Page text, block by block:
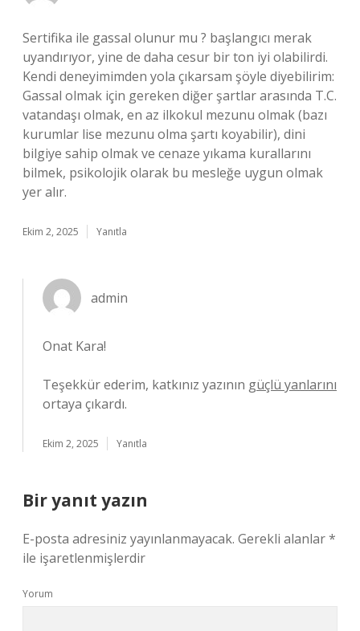
Sertifika ile gassal olunur mu ? başlangıcı merak
uyandırıyor, yine de daha cesur bir ton iyi olabilirdi.
Kendi deneyimimden yola çıkarsam şöyle diyebilirim:
Gassal olmak için gereken diğer şartlar arasında T.C.
vatandaşı olmak, en az ilkokul mezunu olmak (bazı
kurumlar lise mezunu olma şartı koyabilir), dini
bilgiye sahip olmak ve cenaze yıkama kurallarını
bilmek, psikolojik olarak bu mesleğe uygun olmak
yer alır.
Ekim 2, 2025 Yanıtla
admin
Onat Kara!
Teşekkür ederim, katkınız yazının güçlü yanlarını
ortaya çıkardı.
Ekim 2, 2025 Yanıtla
Bir yanıt yazın
E-posta adresiniz yayınlanmayacak. Gerekli alanlar*
ile işaretlenmişlerdir
Yorum